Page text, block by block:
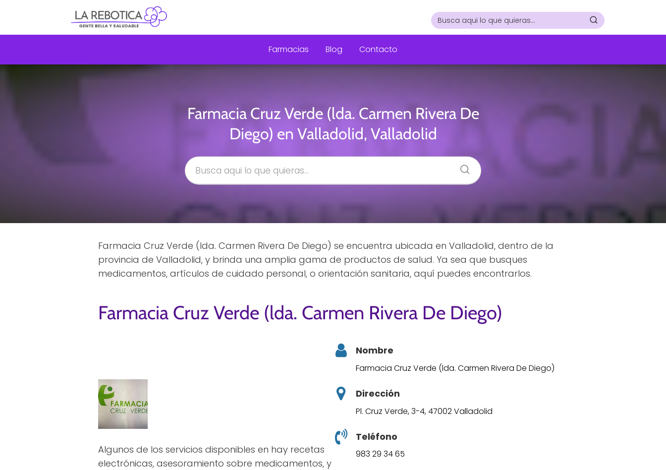
Farmacias Blog Contacto
Farmacia Cruz Verde (lda. Carmen Rivera De
Diego) en Valladolid, Valladolid
Farmacia Cruz Verde (lda. Carmen Rivera De Diego) se encuentra ubicada en Valladolid, dentro de la
provincia de Valladolid, y brinda una amplia gama de productos de salud. Ya sea que busques
medicamentos, artículos de cuidado personal, o orientación sanitaria, aquí puedes encontrarlos.
Farmacia Cruz Verde (lda. Carmen Rivera De Diego)
Algunos de los servicios disponibles en hay recetas
electrónicas, asesoramiento sobre medicamentos, y
Nombre
Farmacia Cruz Verde (lda. Carmen Rivera De Diego)
Dirección
Pl. Cruz Verde, 3-4, 47002 Valladolid
Teléfono
983 29 34 65